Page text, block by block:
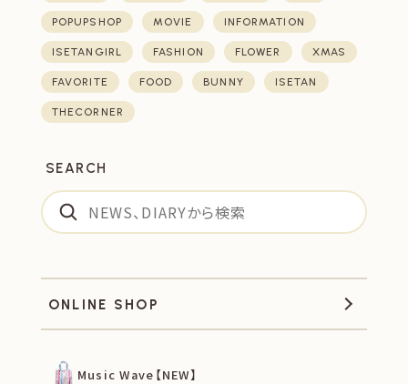
POPUPSHOP MOVIE INFORMATION
ISETANGIRL FASHION FLOWER XMAS
FAVORITE FOOD BUNNY ISETAN
THECORNER
SEARCH
ONLINE SHOP
Music Wave【NEW】